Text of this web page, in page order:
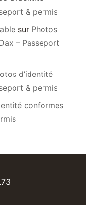
& permis
sur Photos
– Passeport
d’identité
& permis
conformes